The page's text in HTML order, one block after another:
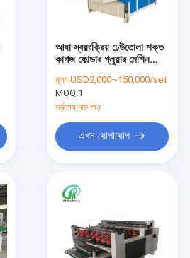
আধা স্বয়ংক্রিয় ঢেউতোলা শক্ত
কাগজ ফোল্ডার গ্লুয়ার মেশিন
মূল্য:USD2,000~150,000/set
MOQ:1
সর্বশেষ দাম পান
এখন যোগাযোগ